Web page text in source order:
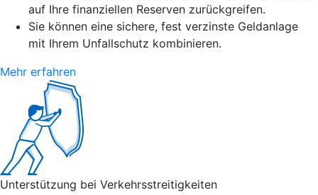
auf Ihre finanziellen Reserven zurückgreifen.
Sie können eine sichere, fest verzinste Geldanlage
mit Ihrem Unfallschutz kombinieren.
Mehr erfahren
Unterstützung bei Verkehrsstreitigkeiten